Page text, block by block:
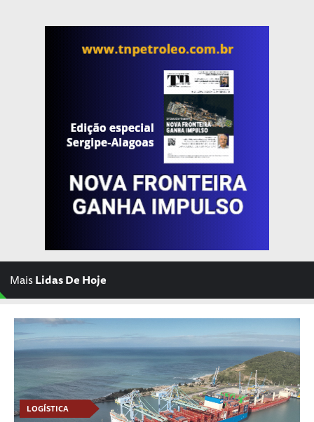
MaisLidas De Hoje
LOGÍSTICA